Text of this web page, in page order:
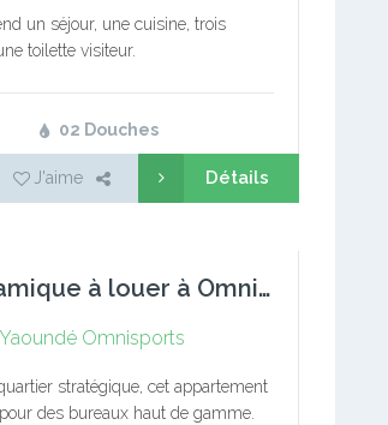
un séjour, une cuisine, trois
toilette visiteur.
02 Douches
J'aime Détails
Appartement dynamique à louer à Omnisports
Yaoundé Omnisports
stratégique, cet appartement
des bureaux haut de gamme.